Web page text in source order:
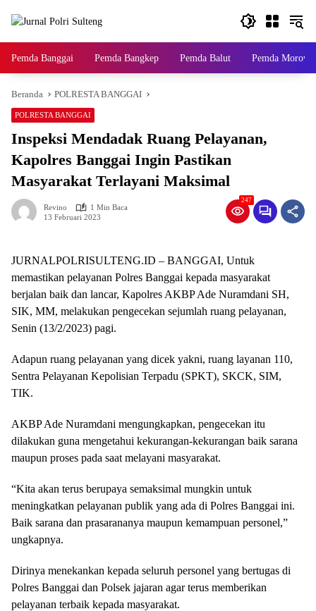
Pemda Banggai Pemda Bangkep Pemda Balut Pemda
Beranda POLRESTA BANGGAI
POLRESTA BANGGAI
Inspeksi Mendadak Ruang Pelayanan,
Kapolres Banggai Ingin Pastikan
Masyarakat Terlayani Maksimal
Revino
1 Min Baca
13 Februari 2023
247
JURNALPOLRISULTENG.ID – BANGGAI, Untuk
memastikan pelayanan Polres Banggai kepada masyarakat
berjalan baik dan lancar, Kapolres AKBP Ade Nuramdani SH,
SIK, MM, melakukan pengecekan sejumlah ruang pelayanan,
Senin (13/2/2023) pagi.
Adapun ruang pelayanan yang dicek yakni, ruang layanan 110,
Sentra Pelayanan Kepolisian Terpadu (SPKT), SKCK, SIM,
TIK.
AKBP Ade Nuramdani mengungkapkan, pengecekan itu
dilakukan guna mengetahui kekurangan-kekurangan baik sarana
maupun proses pada saat melayani masyarakat.
“Kita akan terus berupaya semaksimal mungkin untuk
meningkatkan pelayanan publik yang ada di Polres Banggai ini.
Baik sarana dan prasarananya maupun kemampuan personel,”
ungkapnya.
Dirinya menekankan kepada seluruh personel yang bertugas di
Polres Banggai dan Polsek jajaran agar terus memberikan
pelayanan terbaik kepada masyarakat.